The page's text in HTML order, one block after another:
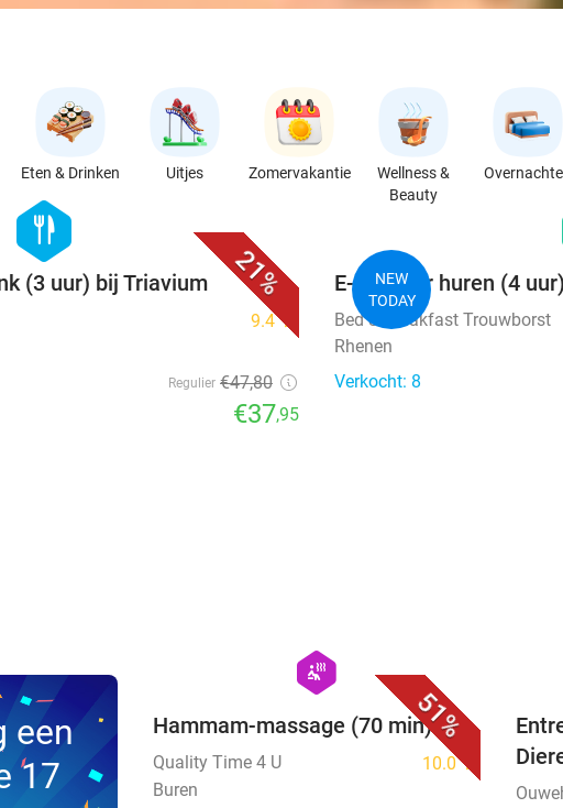
Eten & Drinken Uitjes Zomervakantie
Wellness &
Beauty
21%
hexagon
food
(3 uur) bij Triavium
9.4star
Regulier €47,80
€37,95
NEW
TODAY
E-chopper huren (4 uur)
Bed & Breakfast Trouwborst
Rhenen
Verkocht: 8
een
17
51%
hexagon
wellness
Hammam-massage (70 min)
Quality Time 4 U 10.0star
Buren